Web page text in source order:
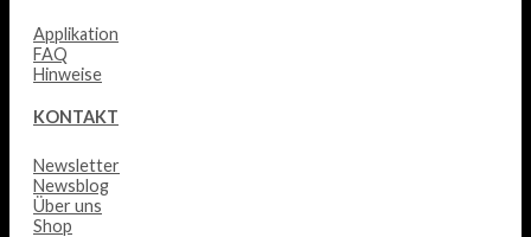
Applikation
FAQ
Hinweise
KONTAKT
Newsletter
Newsblog
Über uns
Shop